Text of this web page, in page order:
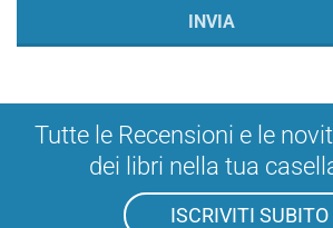
Tutte le Recensioni e le
dei libri nella tua
ISCRIVITI SUBITO